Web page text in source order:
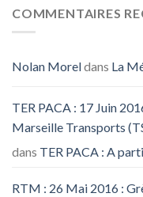
COMMENTAIRES
Nolan Moreldans La
TER PACA : 17 Juin
Marseille Transports
dans TER PACA : A
RTM : 26 Mai 2016 :